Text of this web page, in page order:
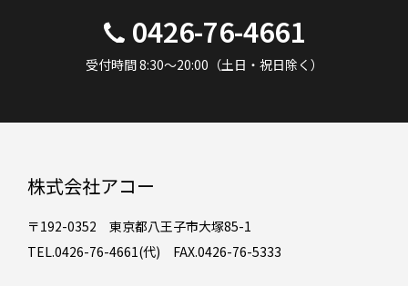
0426-76-4661
受付時間 8:30～20:00（土日・祝日除く）
株式会社アコー
〒192-0352 東京都八王子市大塚85-1
TEL.0426-76-4661(代) FAX.0426-76-5333